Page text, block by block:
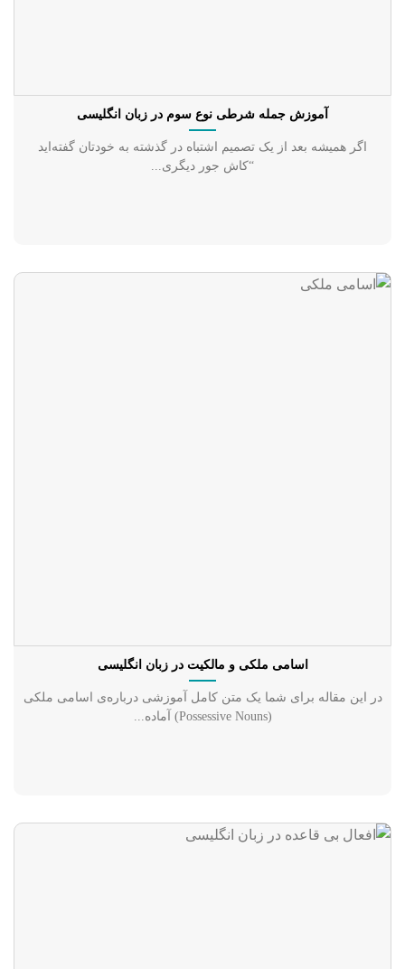
آموزش جمله شرطی نوع سوم در زبان انگلیسی
اگر همیشه بعد از یک تصمیم اشتباه در گذشته به خودتان گفته‌اید
“کاش جور دیگری...
اسامی ملکی و مالکیت در زبان انگلیسی
در این مقاله برای شما یک متن کامل آموزشی درباره‌ی اسامی ملکی
(Possessive Nouns) آماده...